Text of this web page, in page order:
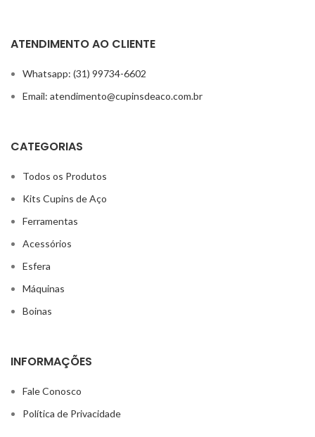
ATENDIMENTO AO CLIENTE
Whatsapp: (31) 99734-6602
Email: atendimento@cupinsdeaco.com.br
CATEGORIAS
Todos os Produtos
Kits Cupins de Aço
Ferramentas
Acessórios
Esfera
Máquinas
Boinas
INFORMAÇÕES
Fale Conosco
Política de Privacidade